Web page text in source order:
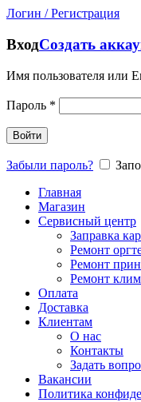
Логин / Регистрация
ВходСоздать
Имя пользователя или
Пароль *
Войти
Забыли пароль?
Главная
Магазин
Сервисный центр
Заправка
Ремонт
Ремонт
Ремонт
Оплата
Доставка
Клиентам
О нас
Контакты
Задать
Вакансии
Политика